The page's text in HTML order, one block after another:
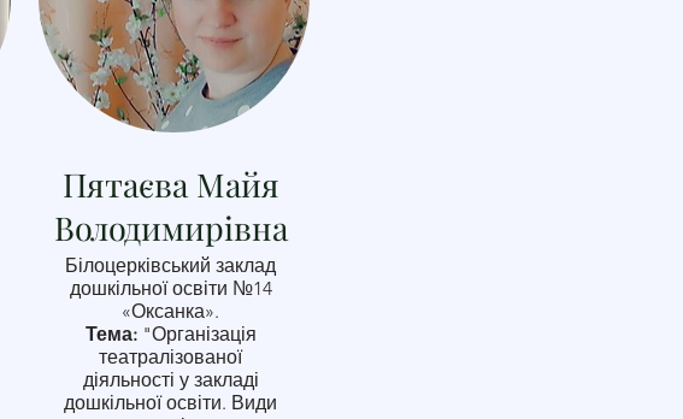
Пятаєва Майя
Володимирівна
Білоцерківський заклад
дошкільної освіти №14
«Оксанка».
Тема: "Організація
театралізованої
діяльності у закладі
дошкільної освіти. Види